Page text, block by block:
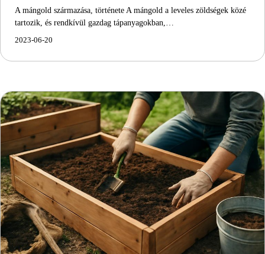
A mángold származása, története A mángold a leveles zöldségek közé
tartozik, és rendkívül gazdag tápanyagokban,…
2023-06-20